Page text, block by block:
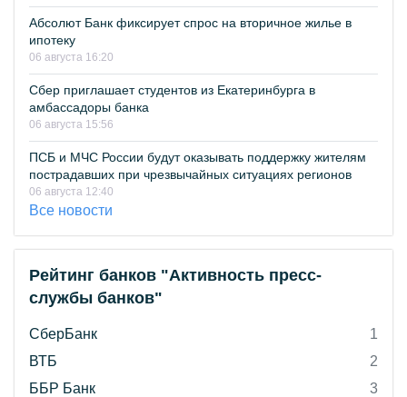
Абсолют Банк фиксирует спрос на вторичное жилье в
ипотеку
06 августа 16:20
Сбер приглашает студентов из Екатеринбурга в
амбассадоры банка
06 августа 15:56
ПСБ и МЧС России будут оказывать поддержку жителям
пострадавших при чрезвычайных ситуациях регионов
06 августа 12:40
Все новости
Рейтинг банков "Активность пресс-
службы банков"
СберБанк
1
ВТБ
2
ББР Банк
3